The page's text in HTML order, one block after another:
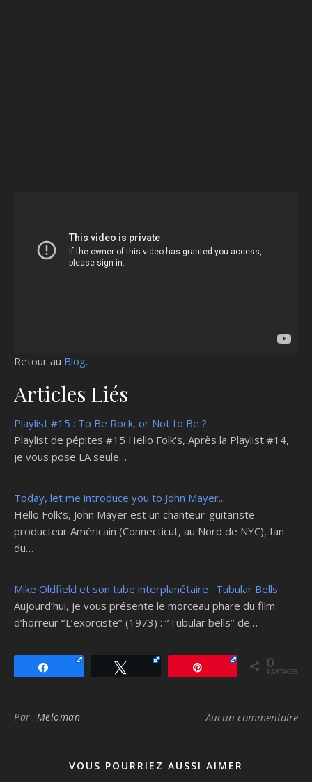
Retour au Blog.
Articles Liés
Playlist #15 : To Be Rock, or Not to Be ?
Playlist de pépites #15 Hello Folk's, Après la Playlist #14,
je vous pose LA seule…
Today, let me introduce you to John Mayer...
Hello Folk's, John Mayer est un chanteur-guitariste-
producteur Américain (Connecticut, au Nord de NYC), fan
du…
Mike Oldfield et son tube interplanétaire : Tubular Bells
Aujourd’hui, je vous présente le morceau phare du film
d’horreur ‘’L’exorciste’’ (1973) : ‘’Tubular bells’’ de…
0
PARTAGES
Par Meloman Aucun commentaire
VOUS POURRIEZ AUSSI AIMER